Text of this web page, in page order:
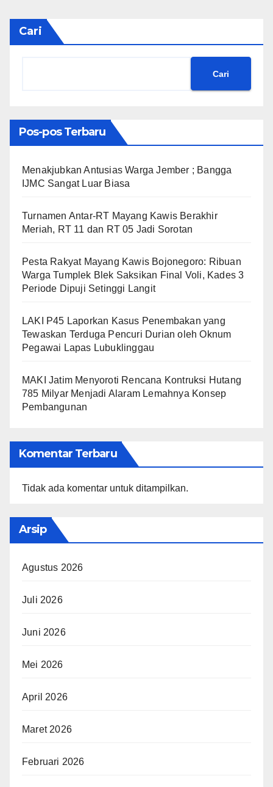
Cari
Cari
Pos-pos Terbaru
Menakjubkan Antusias Warga Jember ; Bangga
IJMC Sangat Luar Biasa
Turnamen Antar-RT Mayang Kawis Berakhir
Meriah, RT 11 dan RT 05 Jadi Sorotan
​Pesta Rakyat Mayang Kawis Bojonegoro: Ribuan
Warga Tumplek Blek Saksikan Final Voli, Kades 3
Periode Dipuji Setinggi Langit
LAKI P45 Laporkan Kasus Penembakan yang
Tewaskan Terduga Pencuri Durian oleh Oknum
Pegawai Lapas Lubuklinggau
MAKI Jatim Menyoroti Rencana Kontruksi Hutang
785 Milyar Menjadi Alaram Lemahnya Konsep
Pembangunan
Komentar Terbaru
Tidak ada komentar untuk ditampilkan.
Arsip
Agustus 2026
Juli 2026
Juni 2026
Mei 2026
April 2026
Maret 2026
Februari 2026